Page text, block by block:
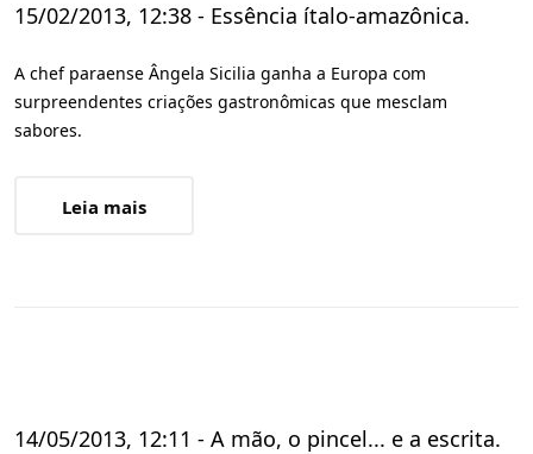
15/02/2013, 12:38 - Essência ítalo-amazônica.
A chef paraense Ângela Sicilia ganha a Europa com
surpreendentes criações gastronômicas que mesclam
sabores.
Leia mais
14/05/2013, 12:11 - A mão, o pincel... e a escrita.